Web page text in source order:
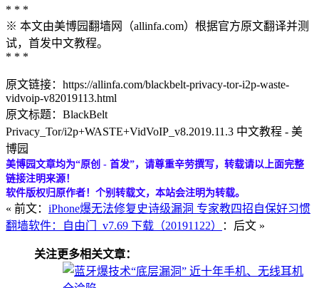
* * *
※ 本文由美博园翻墙网（allinfa.com）根据官方原文翻译并测
试，首发中文教程。
* * *
原文链接：https://allinfa.com/blackbelt-privacy-tor-i2p-waste-
vidvoip-v82019113.html
原文标题：BlackBelt
Privacy_Tor/i2p+WASTE+VidVoIP_v8.2019.11.3 中文教程 - 美
博园
美博园文章均为“原创 - 首发”，请尊重辛劳撰写，转载请以上面完整
链接注明来源！
软件版权归原作者！个别转载文，本站会注明为转载。
« 前文： iPhone爆无法修复史诗级漏洞 专家教四招自保好习惯
翻墙软件：自由门_v7.69 下载（20191122）
：后文 »
关注更多相关文章：